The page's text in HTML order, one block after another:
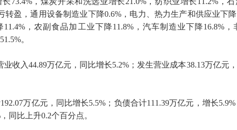
转盈，通用设备制造业下降0.6% ，电力、热力生产和供应业下降
11.4% ，农副食品加工业下降11.8%，汽车制造业下降16.8%，
51.5%。
业收入44.89万亿元，同比增长5.2% ；发生营业成本38.13万亿元
192.07万亿元，同比增长5.5% ；负债合计111.39万亿元，增长5.9%
，同比上升0.2个百分点。